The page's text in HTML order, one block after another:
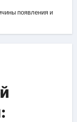
появления и